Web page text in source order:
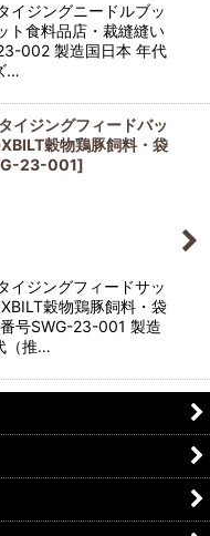
イジングニードルブッ
ト食料品店・裁縫縫い
002 製造国日本 年代
…
イジングフィードバッ
穀物鶏豚飼料・袋
23-001]
イジングフィードサッ
穀物鶏豚飼料・袋
号SWG-23-001 製造
（推…